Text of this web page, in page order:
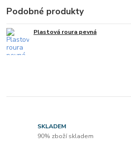
Podobné produkty
Plastová roura pevná
SKLADEM
90% zboží skladem